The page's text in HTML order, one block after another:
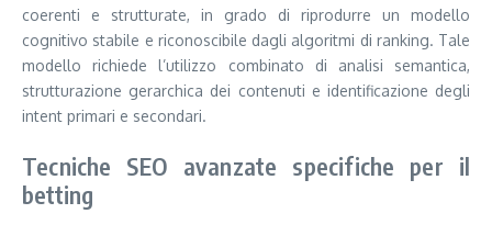
coerenti e strutturate, in grado di riprodurre un modello
cognitivo stabile e riconoscibile dagli algoritmi di ranking. Tale
modello richiede l’utilizzo combinato di analisi semantica,
strutturazione gerarchica dei contenuti e identificazione degli
intent primari e secondari.
Tecniche SEO avanzate specifiche per il
betting